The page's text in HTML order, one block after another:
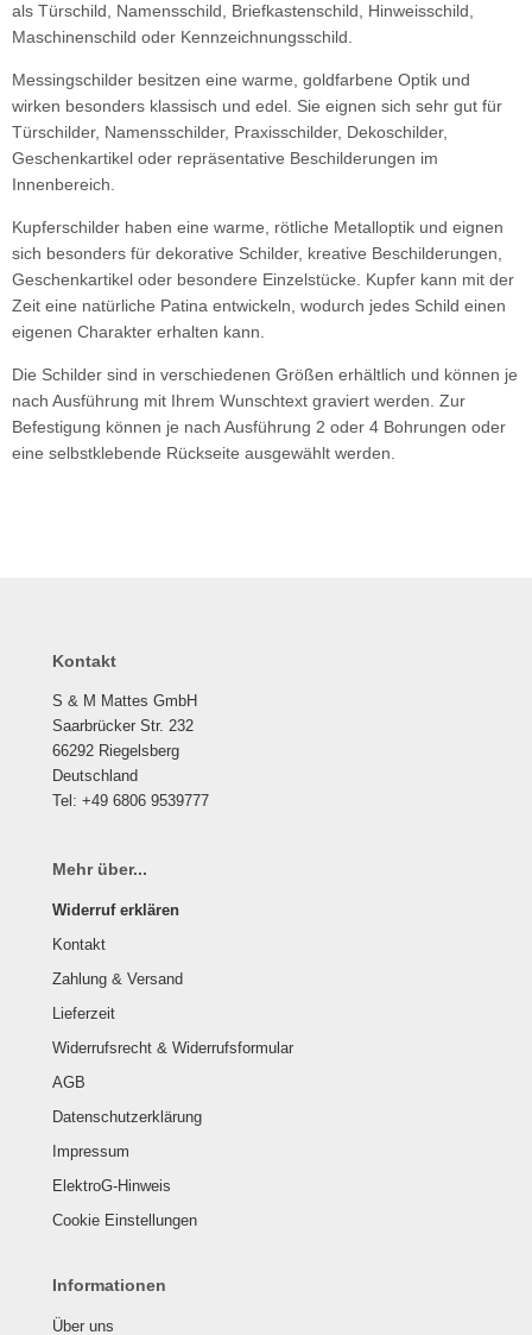
als Türschild, Namensschild, Briefkastenschild, Hinweisschild,
Maschinenschild oder Kennzeichnungsschild.
Messingschilder besitzen eine warme, goldfarbene Optik und
wirken besonders klassisch und edel. Sie eignen sich sehr gut für
Türschilder, Namensschilder, Praxisschilder, Dekoschilder,
Geschenkartikel oder repräsentative Beschilderungen im
Innenbereich.
Kupferschilder haben eine warme, rötliche Metalloptik und eignen
sich besonders für dekorative Schilder, kreative Beschilderungen,
Geschenkartikel oder besondere Einzelstücke. Kupfer kann mit der
Zeit eine natürliche Patina entwickeln, wodurch jedes Schild einen
eigenen Charakter erhalten kann.
Die Schilder sind in verschiedenen Größen erhältlich und können je
nach Ausführung mit Ihrem Wunschtext graviert werden. Zur
Befestigung können je nach Ausführung 2 oder 4 Bohrungen oder
eine selbstklebende Rückseite ausgewählt werden.
Kontakt
S & M Mattes GmbH
Saarbrücker Str. 232
66292 Riegelsberg
Deutschland
Tel: +49 6806 9539777
Mehr über...
Widerruf erklären
Kontakt
Zahlung & Versand
Lieferzeit
Widerrufsrecht & Widerrufsformular
AGB
Datenschutzerklärung
Impressum
ElektroG-Hinweis
Cookie Einstellungen
Informationen
Über uns